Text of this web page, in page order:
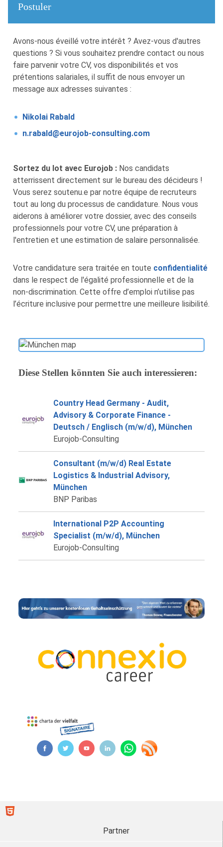
Postuler
Avons-nous éveillé votre intérêt ? Avez-vous d'autres
questions ? Si vous souhaitez prendre contact ou nous
faire parvenir votre CV, vos disponibilités et vos
prétentions salariales, il suffit de nous envoyer un
message aux adresses suivantes :
Nikolai Rabald
n.rabald@eurojob-consulting.com
Sortez du lot avec Eurojob : Nos candidats
atterrissent directement sur le bureau des décideurs !
Vous serez soutenu.e par notre équipe de recruteurs
tout au long du processus de candidature. Nous vous
aiderons à améliorer votre dossier, avec des conseils
professionnels pour votre CV, une préparation à
l'entretien et une estimation de salaire personnalisée.
Votre candidature sera traitée en toute confidentialité
dans le respect de l'égalité professionnelle et de la
non-discrimination. Cette offre d’emploi n’utilise pas
l’écriture inclusive pour permettre une meilleure lisibilité.
Diese Stellen könnten Sie auch interessieren:
Country Head Germany - Audit,
Advisory & Corporate Finance -
Deutsch / Englisch (m/w/d), München
Eurojob-Consulting
Consultant (m/w/d) Real Estate
Logistics & Industrial Advisory,
München
BNP Paribas
International P2P Accounting
Specialist (m/w/d), München
Eurojob-Consulting
Partner